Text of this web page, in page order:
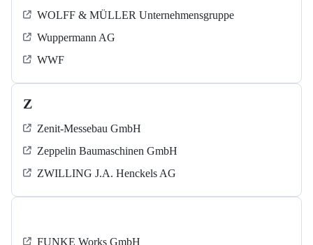
WOLFF & MÜLLER Unternehmensgruppe
Wuppermann AG
WWF
Z
Zenit-Messebau GmbH
Zeppelin Baumaschinen GmbH
ZWILLING J.A. Henckels AG
‍FUNKE Works GmbH